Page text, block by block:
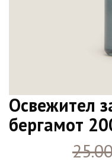
Освежител
бергамот